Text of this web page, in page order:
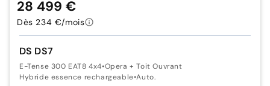
DS DS7
E-Tense 300 EAT8 4x4•Opera + Toit Ouvrant
Hybride essence rechargeable•Auto.
28 499 €
Dès 234 €/mois